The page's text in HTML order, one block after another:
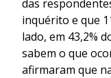
das
inquérito e que
lado, em 43,2%
sabem o que
afirmaram que